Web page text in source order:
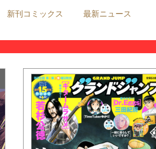
新刊コミックス 最新ニュース